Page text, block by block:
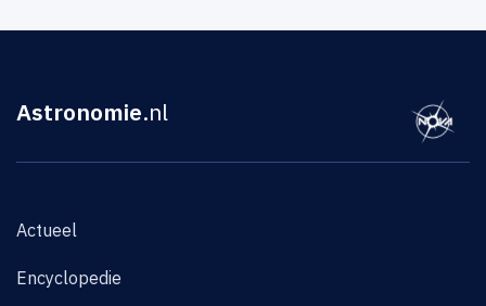
Astronomie.nl
Actueel
Encyclopedie